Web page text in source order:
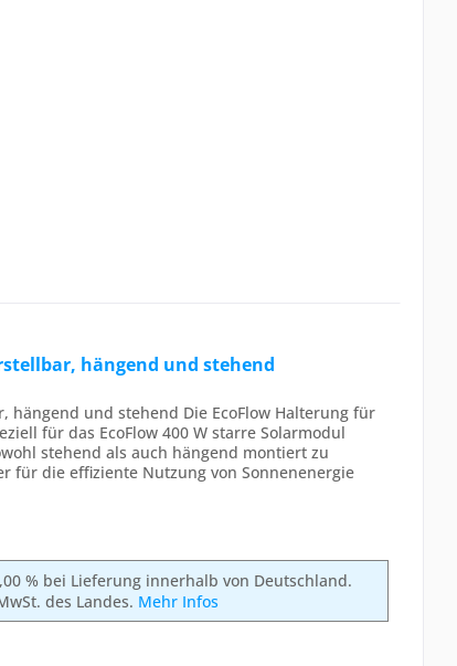
hängend und stehend
hängend und stehend Die EcoFlow Halterung für
für das EcoFlow 400 W starre Solarmodul
stehend als auch hängend montiert zu
für die effiziente Nutzung von Sonnenenergie
% bei Lieferung innerhalb von Deutschland.
des Landes. Mehr Infos